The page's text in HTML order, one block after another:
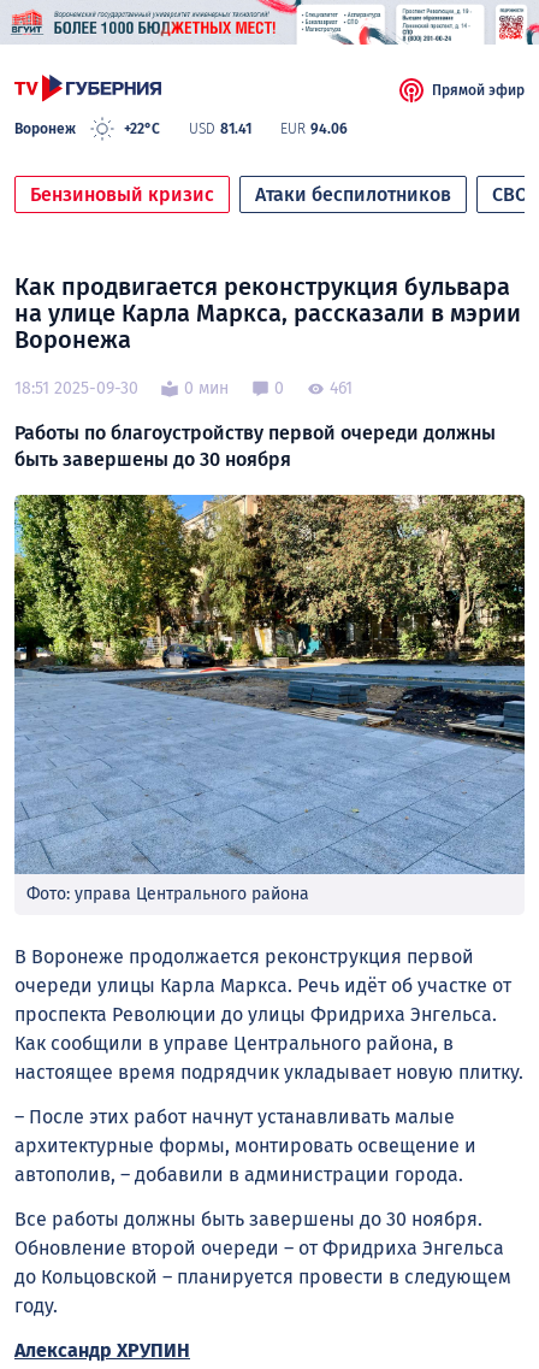
Воронеж +22°C USD 81.41 EUR 94.06
Прямой эфир
Бензиновый кризис Атаки беспилотников СВО
Как продвигается реконструкция бульвара
на улице Карла Маркса, рассказали в мэрии
Воронежа
18:51 2025-09-30 0 мин 0 461
Работы по благоустройству первой очереди должны
быть завершены до 30 ноября
Фото: управа Центрального района
В Воронеже продолжается реконструкция первой
очереди улицы Карла Маркса. Речь идёт об участке от
проспекта Революции до улицы Фридриха Энгельса.
Как сообщили в управе Центрального района, в
настоящее время подрядчик укладывает новую плитку.
– После этих работ начнут устанавливать малые
архитектурные формы, монтировать освещение и
автополив, – добавили в администрации города.
Все работы должны быть завершены до 30 ноября.
Обновление второй очереди – от Фридриха Энгельса
до Кольцовской – планируется провести в следующем
году.
Александр ХРУПИН